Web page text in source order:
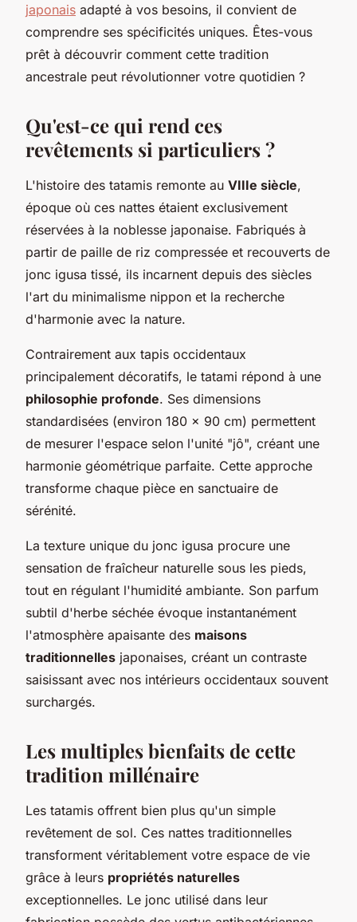
japonais adapté à vos besoins, il convient de
comprendre ses spécificités uniques. Êtes-vous
prêt à découvrir comment cette tradition
ancestrale peut révolutionner votre quotidien ?
Qu'est-ce qui rend ces
revêtements si particuliers ?
L'histoire des tatamis remonte au VIIIe siècle,
époque où ces nattes étaient exclusivement
réservées à la noblesse japonaise. Fabriqués à
partir de paille de riz compressée et recouverts de
jonc igusa tissé, ils incarnent depuis des siècles
l'art du minimalisme nippon et la recherche
d'harmonie avec la nature.
Contrairement aux tapis occidentaux
principalement décoratifs, le tatami répond à une
philosophie profonde. Ses dimensions
standardisées (environ 180 x 90 cm) permettent
de mesurer l'espace selon l'unité "jô", créant une
harmonie géométrique parfaite. Cette approche
transforme chaque pièce en sanctuaire de
sérénité.
La texture unique du jonc igusa procure une
sensation de fraîcheur naturelle sous les pieds,
tout en régulant l'humidité ambiante. Son parfum
subtil d'herbe séchée évoque instantanément
l'atmosphère apaisante des maisons
traditionnelles japonaises, créant un contraste
saisissant avec nos intérieurs occidentaux souvent
surchargés.
Les multiples bienfaits de cette
tradition millénaire
Les tatamis offrent bien plus qu'un simple
revêtement de sol. Ces nattes traditionnelles
transforment véritablement votre espace de vie
grâce à leurs propriétés naturelles
exceptionnelles. Le jonc utilisé dans leur